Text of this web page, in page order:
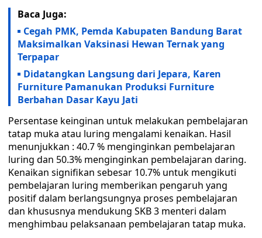
Baca Juga:
Cegah PMK, Pemda Kabupaten Bandung Barat
Maksimalkan Vaksinasi Hewan Ternak yang
Terpapar
Didatangkan Langsung dari Jepara, Karen
Furniture Pamanukan Produksi Furniture
Berbahan Dasar Kayu Jati
Persentase keinginan untuk melakukan pembelajaran
tatap muka atau luring mengalami kenaikan. Hasil
menunjukkan : 40.7 % menginginkan pembelajaran
luring dan 50.3% menginginkan pembelajaran daring.
Kenaikan signifikan sebesar 10.7% untuk mengikuti
pembelajaran luring memberikan pengaruh yang
positif dalam berlangsungnya proses pembelajaran
dan khususnya mendukung SKB 3 menteri dalam
menghimbau pelaksanaan pembelajaran tatap muka.